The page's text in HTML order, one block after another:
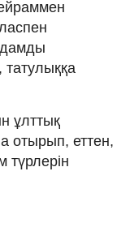
татулыққа
ұлттық
отырып, еттен,
түрлерін